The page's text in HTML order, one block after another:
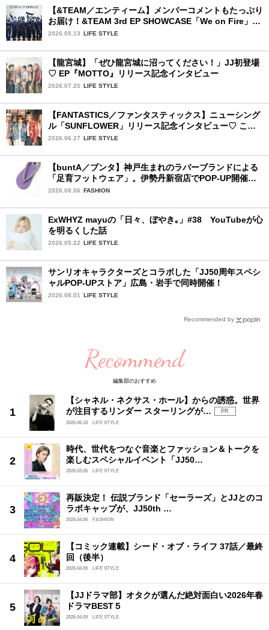
【&TEAM／エンティーム】メンバーコメントもたっぷり
お届け！&TEAM 3rd EP SHOWCASE「We on Fire」を
詳細レポート【前編】
2026.05.13 LIFE STYLE
【龍宮城】「ぜひ龍宮城に沼ってください！」JJ初登場
♡ EP『MOTTO』リリース記念インタビュー
2026.07.25 LIFE STYLE
【FANTASTICS／ファンタスティックス】ニューシング
ル「SUNFLOWER」リリース記念インタビュー♡ この
夏楽しみにしていることは？
2026.06.27 LIFE STYLE
【buntA／ブンタ】神戸生まれのラバーブランドによる
「足育フットウェア」。伊勢丹新宿店でPOP-UP開催
中！
2026.08.06 FASHION
ExWHYZ mayuの「日々、ぼやき｡」#38 YouTubeが心
を明るくした話
2026.05.22 LIFE STYLE
サンリオキャラクターズとコラボした「JJ50周年スペシ
ャルPOP-UPストア」広島・岩手で同時開催！
2026.08.01 LIFE STYLE
Recommended by
Recommend
編集部のおすすめ
【シャネル・ネクサス・ホール】からの誘惑。世界
が注目するリンダー スターリングが…
PR
2026.06.18
LIFE STYLE
時代、世代をつなぐ音楽とファッション＆トークを
楽しむスペシャルイベント「JJ50…
2026.03.26 LIFE STYLE
再販決定！ 伝説ブランド「セーラーズ」とJJとのコ
ラボキャップが、JJ50th …
2026.04.06 FASHION
【コミック連載】シード・オブ・ライフ 37話／最終
回（後半）
2026.04.09 LIFE STYLE
【JJドラマ部】オタクが選んだ絶対面白い2026年春
ドラマBEST５
2026.04.09 LIFE STYLE